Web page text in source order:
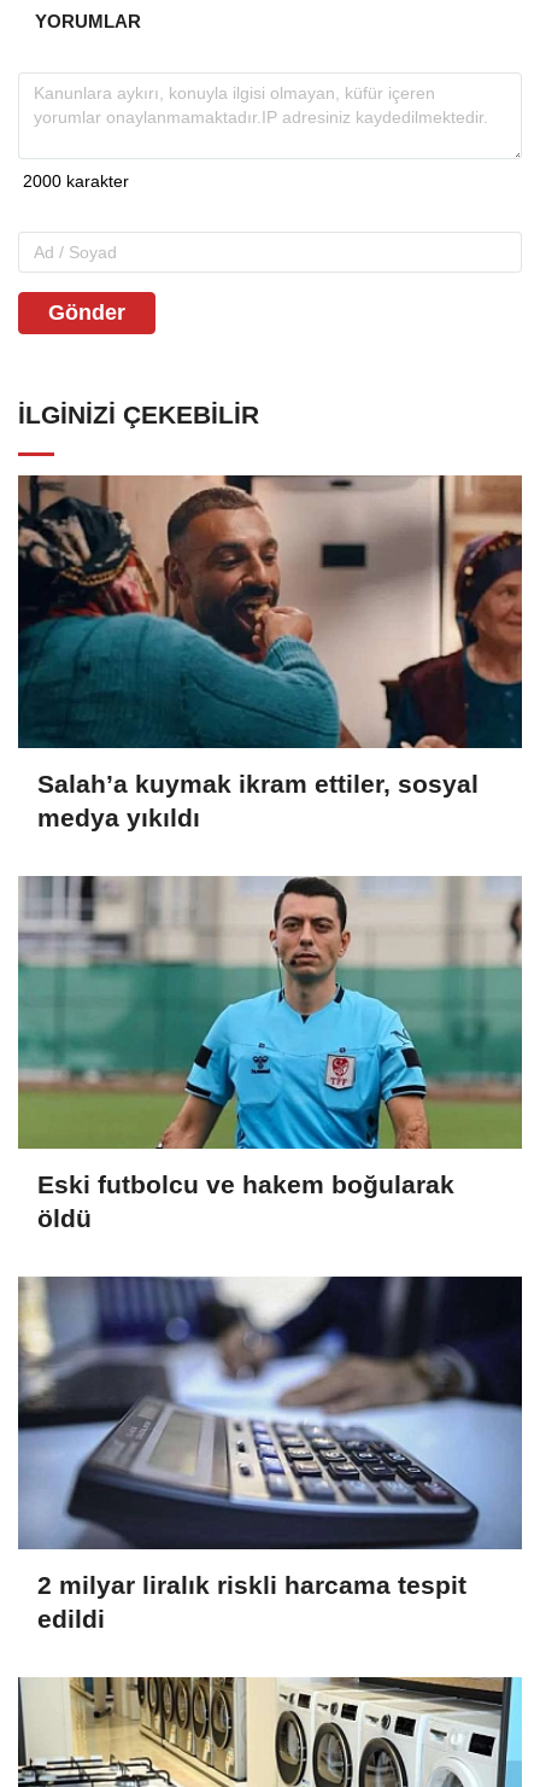
YORUMLAR
Gönder
İLGINIZI ÇEKEBILIR
Salah’a kuymak ikram ettiler, sosyal
medya yıkıldı
Eski futbolcu ve hakem boğularak
öldü
2 milyar liralık riskli harcama tespit
edildi